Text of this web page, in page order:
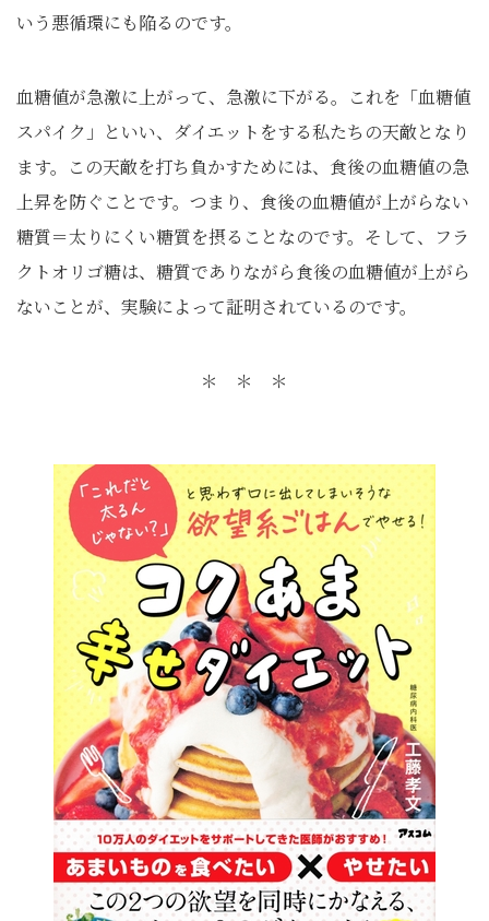
いう悪循環にも陥るのです。
血糖値が急激に上がって、急激に下がる。これを「血糖値
スパイク」といい、ダイエットをする私たちの天敵となり
ます。この天敵を打ち負かすためには、食後の血糖値の急
上昇を防ぐことです。つまり、食後の血糖値が上がらない
糖質＝太りにくい糖質を摂ることなのです。そして、フラ
クトオリゴ糖は、糖質でありながら食後の血糖値が上がら
ないことが、実験によって証明されているのです。
＊ ＊ ＊